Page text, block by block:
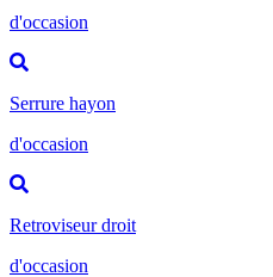
d'occasion
Serrure hayon
d'occasion
Retroviseur droit
d'occasion